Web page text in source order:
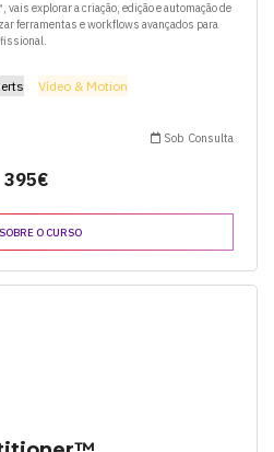
explorar a criação, edição e automação de
ferramentas e workflows avançados para
Vídeo & Motion
Sob Consulta
395€
O CURSO